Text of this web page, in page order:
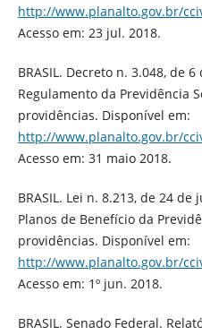
http://www.planalto.gov.br/
Acesso em: 23 jul. 2018.
BRASIL. Decreto n. 3.048, de
Regulamento da Previdência
providências. Disponível em:
http://www.planalto.gov.br/
Acesso em: 31 maio 2018.
BRASIL. Lei n. 8.213, de 24
Planos de Benefício da
providências. Disponível em:
http://www.planalto.gov.br/
Acesso em: 1º jun. 2018.
BRASIL. Senado Federal.